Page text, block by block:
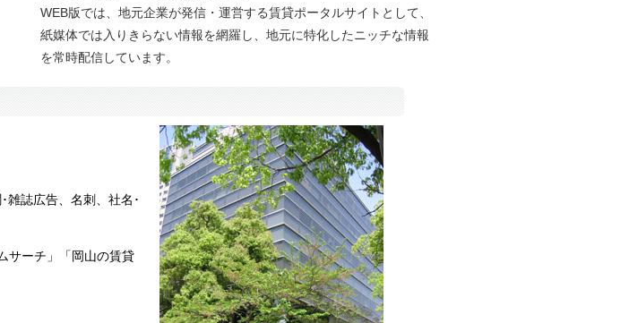
WEB版では、地元企業が発信・運営する賃貸ポータルサイトとして、
紙媒体では入りきらない情報を網羅し、地元に特化したニッチな情報
を常時配信しています。
雑誌広告、名刺、社名･
サーチ」「岡山の賃貸